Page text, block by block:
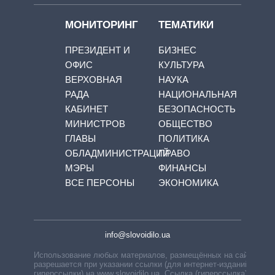
МОНИТОРИНГ
ПРЕЗИДЕНТ И
ОФИС
ВЕРХОВНАЯ
РАДА
КАБИНЕТ
МИНИСТРОВ
ГЛАВЫ
ОБЛАДМИНИСТРАЦИЙ
МЭРЫ
ВСЕ ПЕРСОНЫ
ТЕМАТИКИ
БИЗНЕС
КУЛЬТУРА
НАУКА
НАЦИОНАЛЬНАЯ
БЕЗОПАСНОСТЬ
ОБЩЕСТВО
ПОЛИТИКА
ПРАВО
ФИНАНСЫ
ЭКОНОМИКА
info@slovoidilo.ua
Использование любых материалов, размещённых на сайте,
разрешается при указании ссылки (для интернет-изданий —